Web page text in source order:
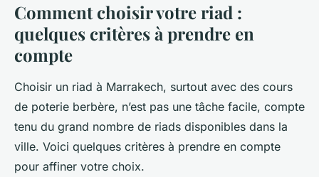
Comment choisir votre riad :
quelques critères à prendre en
compte
Choisir un riad à Marrakech, surtout avec des cours
de poterie berbère, n’est pas une tâche facile, compte
tenu du grand nombre de riads disponibles dans la
ville. Voici quelques critères à prendre en compte
pour affiner votre choix.